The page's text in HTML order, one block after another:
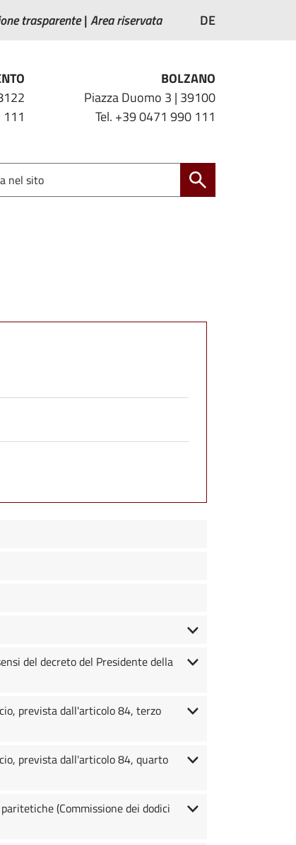
trasparente Area riservata DE
BOLZANO
Piazza Duomo 3 | 39100
Tel. +39 0471 990 111
del decreto del Presidente della
prevista dall'articolo 84, terzo
prevista dall'articolo 84, quarto
(Commissione dei dodici